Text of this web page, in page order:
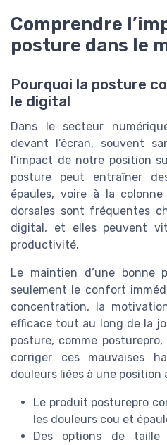
Comprendre
posture dans le
Pourquoi la posture
le digital
Dans le secteur
devant l’écran, souvent
l’impact de notre position
posture peut entraîner
épaules, voire à la
dorsales sont fréquentes
digital, et elles peuvent
productivité.
Le maintien d’une bonne
seulement le confort
concentration, la
efficace tout au long de la
posture, comme
corriger ces mauvaises
douleurs liées à une position
Le produit posturepro
les douleurs cou et
Des options de